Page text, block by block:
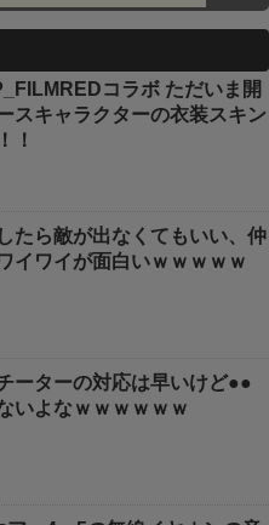
コラボ ただいま開
スキャラクターの衣装スキン
！
たら敵が出なくてもいい、仲
イワイが面白いｗｗｗｗｗ
ーターの対応は早いけど●●
いよなｗｗｗｗｗｗ